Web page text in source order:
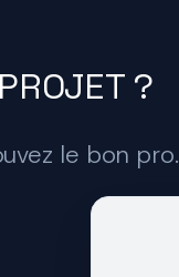
?
le bon pro.